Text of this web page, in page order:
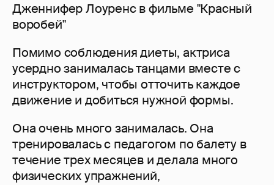
Дженнифер Лоуренс в фильме "Красный
воробей"
Помимо соблюдения диеты, актриса
усердно занималась танцами вместе с
инструктором, чтобы отточить каждое
движение и добиться нужной формы.
Она очень много занималась. Она
тренировалась с педагогом по балету в
течение трех месяцев и делала много
физических упражнений,